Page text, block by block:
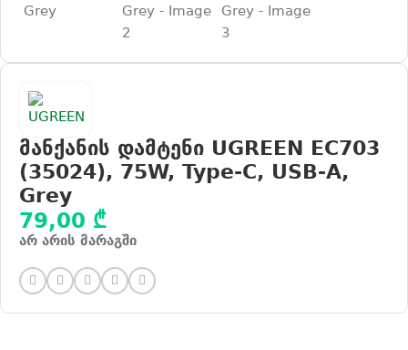
მანქანის დამტენი UGREEN EC703
(35024), 75W, Type-C, USB-A,
Grey
79,00 ₾
არ არის მარაგში